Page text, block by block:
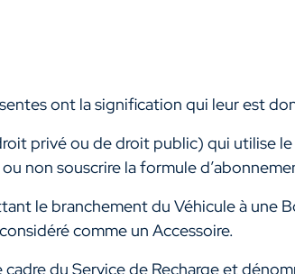
ont la signification qui leur est
privé ou de droit public) qui utilise le
non souscrire la formule
le branchement du Véhicule à une
comme un Accessoire.
du Service de Recharge et